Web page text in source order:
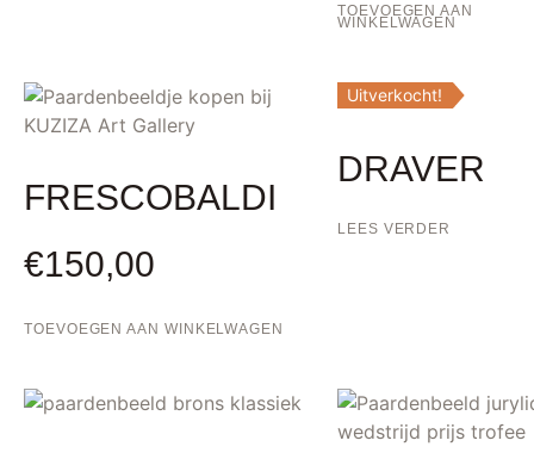
TOEVOEGEN AAN
WINKELWAGEN
FRESCOBALDI
€150,00
TOEVOEGEN AAN WINKELWAGEN
Uitverkocht!
DRAVER
LEES VERDER